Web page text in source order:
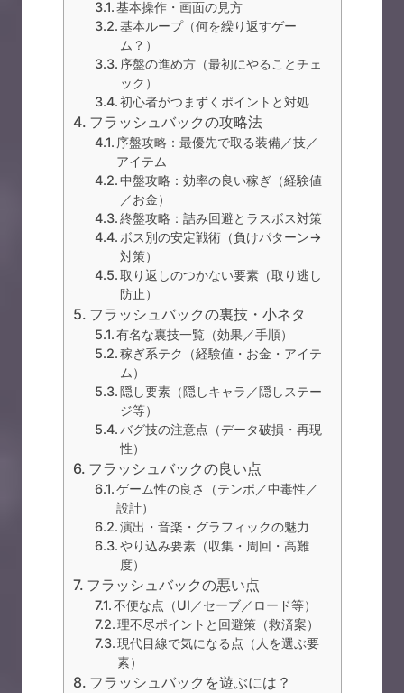
基本操作・画面の見方
基本ループ（何を繰り返すゲー
ム？）
序盤の進め方（最初にやることチェ
ック）
初心者がつまずくポイントと対処
フラッシュバックの攻略法
序盤攻略：最優先で取る装備／技／
アイテム
中盤攻略：効率の良い稼ぎ（経験値
／お金）
終盤攻略：詰み回避とラスボス対策
ボス別の安定戦術（負けパターン→
対策）
取り返しのつかない要素（取り逃し
防止）
フラッシュバックの裏技・小ネタ
有名な裏技一覧（効果／手順）
稼ぎ系テク（経験値・お金・アイテ
ム）
隠し要素（隠しキャラ／隠しステー
ジ等）
バグ技の注意点（データ破損・再現
性）
フラッシュバックの良い点
ゲーム性の良さ（テンポ／中毒性／
設計）
演出・音楽・グラフィックの魅力
やり込み要素（収集・周回・高難
度）
フラッシュバックの悪い点
不便な点（UI／セーブ／ロード等）
理不尽ポイントと回避策（救済案）
現代目線で気になる点（人を選ぶ要
素）
フラッシュバックを遊ぶには？